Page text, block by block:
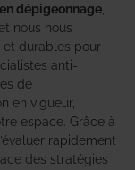
dépigeonnage
nous nous
et durables pour
anti-
de
en vigueur,
espace. Grâce à
rapidement
des stratégies